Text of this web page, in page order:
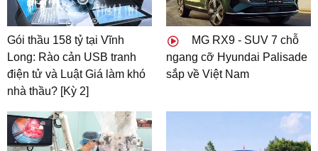
Gói thầu 158 tỷ tại Vĩnh
Long: Rào cản USB tranh
điện tử và Luật Giá làm khó
nhà thầu? [Kỳ 2]
MG RX9 - SUV 7 chỗ
ngang cỡ Hyundai Palisade
sắp về Việt Nam